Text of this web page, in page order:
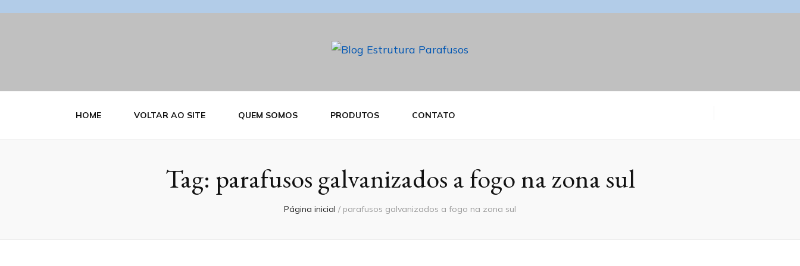
HOME VOLTAR AO SITE QUEM SOMOS PRODUTOS CONTATO
Tag: parafusos galvanizados a fogo na zona sul
Página inicial / parafusos galvanizados a fogo na zona sul